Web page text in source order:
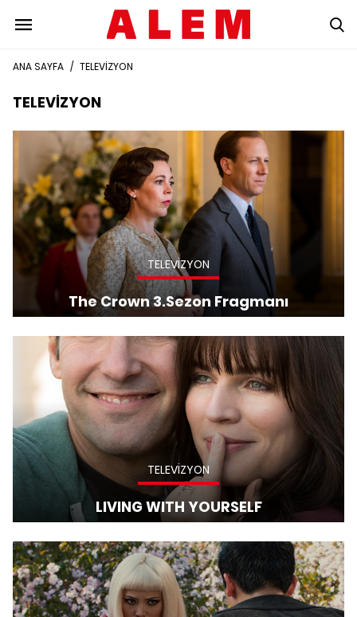
ANA SAYFA / TELEVİZYON
TELEVİZYON
TELEVİZYON
The Crown 3.Sezon Fragmanı
TELEVİZYON
LIVING WITH YOURSELF